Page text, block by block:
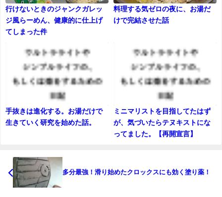
行けないときのジャンクガレッ
ジ風らーめん、健康的に仕上げ
てしまった件
料理する気ゼロの夜に、お湯だ
けで完結させた話
手抜きは進化する。お湯だけで
生きていく研究を始めた話。
ミニマリストを目指してたはず
が、気づいたらテヌキストにな
ってました。【再開宣言】
多分最強！滑り始めたクロックスにも効く塗り薬！